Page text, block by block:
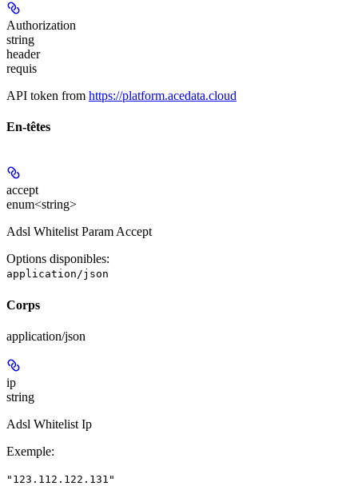
Authorization
string
header
requis
API token from https://platform.acedata.cloud
En-têtes
accept
enum<string>
Adsl Whitelist Param Accept
Options disponibles:
application/json
Corps
application/json
ip
string
Adsl Whitelist Ip
Exemple:
"123.112.122.131"